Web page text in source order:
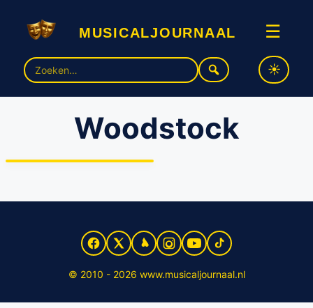
musicaljournaal ☰
Zoek
naar:
Woodstock
Woodstock herleeft
© 2010 - 2026 www.musicaljournaal.nl